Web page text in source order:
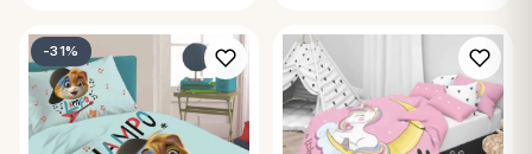
-31%